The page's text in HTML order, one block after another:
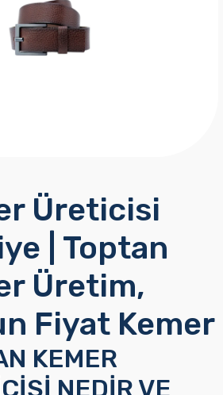
Üreticisi
| Toptan
Üretim,
Fiyat Kemer
KEMER
NEDİR VE